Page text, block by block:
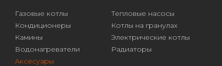
Газовые котлы
Тепловые насосы
Кондиционеры
Котлы на гранулах
Камины
Электрические котлы
Водонагреватели
Радиаторы
Аксесуары